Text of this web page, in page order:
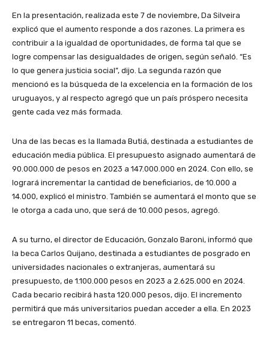
En la presentación, realizada este 7 de noviembre, Da Silveira
explicó que el aumento responde a dos razones. La primera es
contribuir a la igualdad de oportunidades, de forma tal que se
logre compensar las desigualdades de origen, según señaló. “Es
lo que genera justicia social”, dijo. La segunda razón que
mencionó es la búsqueda de la excelencia en la formación de los
uruguayos, y al respecto agregó que un país próspero necesita
gente cada vez más formada.
Una de las becas es la llamada Butiá, destinada a estudiantes de
educación media pública. El presupuesto asignado aumentará de
90.000.000 de pesos en 2023 a 147.000.000 en 2024. Con ello, se
logrará incrementar la cantidad de beneficiarios, de 10.000 a
14.000, explicó el ministro. También se aumentará el monto que se
le otorga a cada uno, que será de 10.000 pesos, agregó.
A su turno, el director de Educación, Gonzalo Baroni, informó que
la beca Carlos Quijano, destinada a estudiantes de posgrado en
universidades nacionales o extranjeras, aumentará su
presupuesto, de 1.100.000 pesos en 2023 a 2.625.000 en 2024.
Cada becario recibirá hasta 120.000 pesos, dijo. El incremento
permitirá que más universitarios puedan acceder a ella. En 2023
se entregaron 11 becas, comentó.